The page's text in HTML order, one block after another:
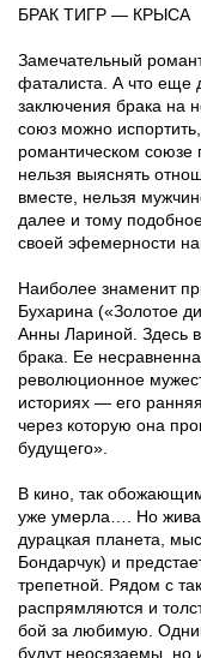
БРАК ТИГР — КРЫСА
Замечательный
фаталиста. А что еще
заключения брака на
союз можно
романтическом союзе
нельзя выяснять
вместе, нельзя
далее и тому
своей эфемерности
Наиболее знаменит
Бухарина («Золотое
Анны Лариной. Здесь
брака. Ее
революционное
историях — его
через которую она
будущего».
В кино, так
уже умерла…. Но жива
дурацкая планета,
Бондарчук) и
трепетной. Рядом с
распрямляются и
бой за любимую.
будут неосязаемы, но